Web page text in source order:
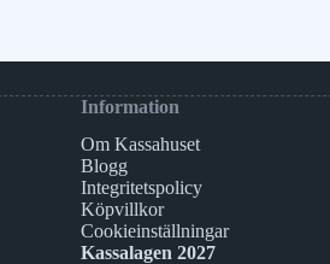
Information
Om Kassahuset
Blogg
Integritetspolicy
Köpvillkor
Cookieinställningar
Kassalagen 2027